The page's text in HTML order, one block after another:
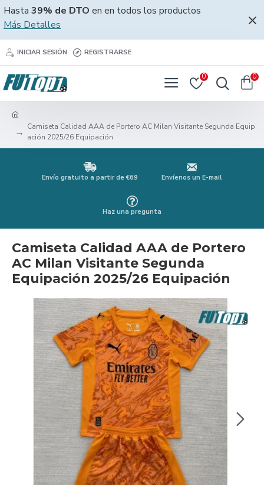
Hasta 39% de DTO en en todos los productos
Más Detalles
INICIAR SESIÓN REGISTRARSE
0 0
Camiseta Calidad AAA de Portero AC Milan Visitante Segunda Equip
ación 2025/26 Equipación
Envío gratuito a partir de €69 Envíenos un E-mail
Haz una pregunta
Camiseta Calidad AAA de Portero
AC Milan Visitante Segunda
Equipación 2025/26 Equipación